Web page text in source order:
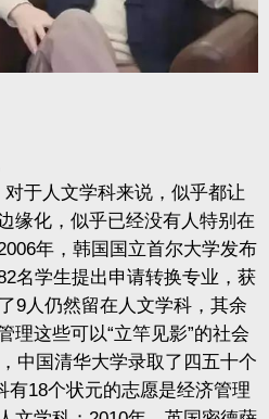
于人文学科来说，似乎都让
缘化，似乎已经没有人特别在
年，韩国国立首尔大学发布
名学生提出申请转换专业，获
9人仍然留在人文学科，其余
理这些可以“立竿见影”的社会
中国清华大学录取了四五十个
有18个状元的志愿是经济管理